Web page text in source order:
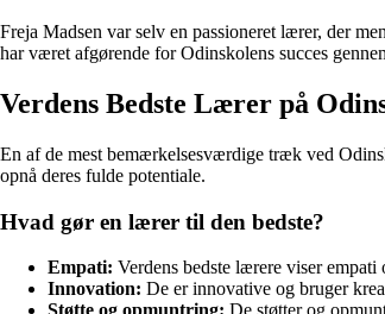
Freja Madsen var selv en passioneret lærer, der
har været afgørende for Odinskolens succes
Verdens Bedste Lærer på
En af de mest bemærkelsesværdige træk ved
opnå deres fulde potentiale.
Hvad gør en lærer til den bedste?
Empati: Verdens bedste lærere viser
Innovation: De er innovative og bruger